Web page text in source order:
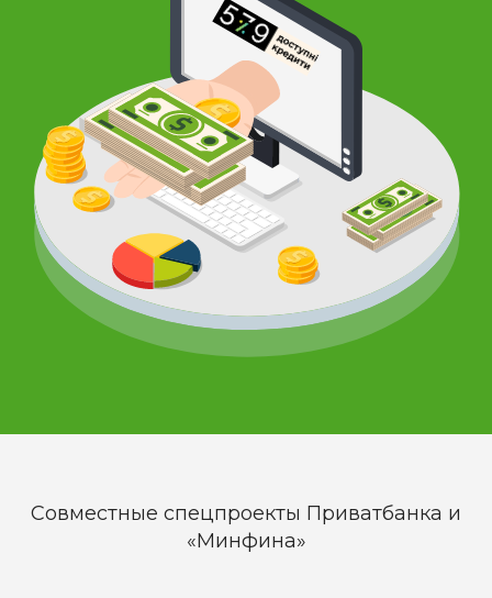
Совместные спецпроекты Приватбанка и
«Минфина»